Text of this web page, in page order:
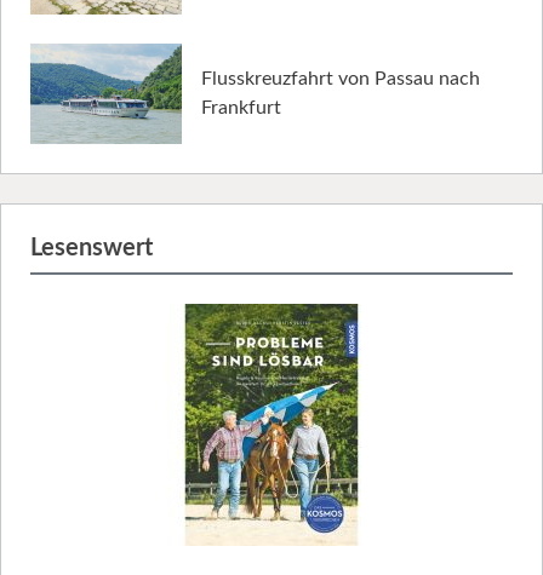
Flusskreuzfahrt von Passau nach
Frankfurt
Lesenswert